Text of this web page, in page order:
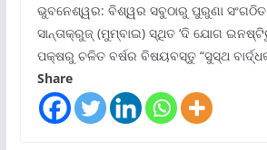
ଭୁବନେଶ୍ୱର: ବିଶ୍ୱର ସବୁଠାରୁ ପୁରୁଣା
ସାନ୍ତାକ୍ରୁଜ୍ (ମୁମ୍ବାଇ) ସ୍ଥିତ ‘ଦି ଯୋଗ
ପକ୍ଷରୁ ଚଳିତ ବର୍ଷର ବିଷୟବସ୍ତୁ “ସୁସ୍ଥ
Share